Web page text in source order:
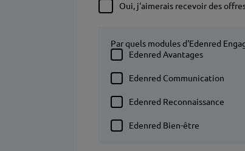
Oui, j'aimerais recevoir des
Par quels modules d'Edenred
Edenred Avantages
Edenred Communication
Edenred Reconnaissance
Edenred Bien-être